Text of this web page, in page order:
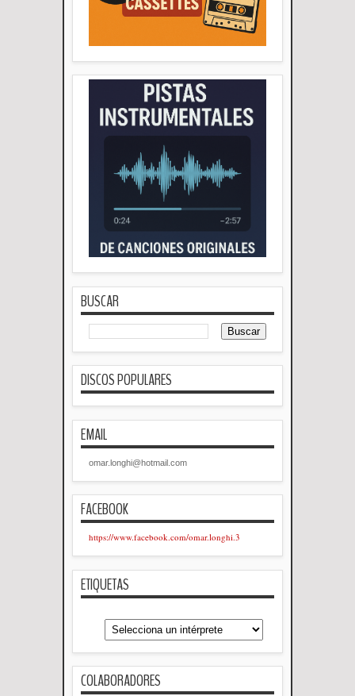
BUSCAR
DISCOS POPULARES
EMAIL
omar.longhi@hotmail.com
FACEBOOK
https://www.facebook.com/omar.longhi.3
ETIQUETAS
COLABORADORES